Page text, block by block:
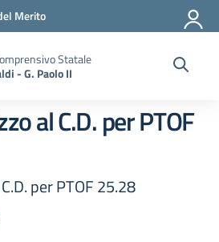
Merito
Statale
- G. Paolo II
al C.D. per PTOF
per PTOF 25.28